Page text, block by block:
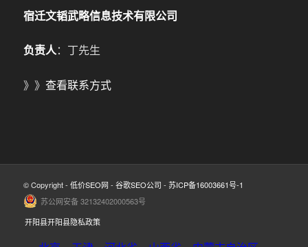
宿迁文韬武略信息技术有限公司
负责人：丁先生
》》 查看联系方式
© Copyright - 低价SEO网 - 谷歌SEO公司 - 苏ICP备16003661号-1
苏公网安备 32132402000563号
开阳县开阳县隐私政策